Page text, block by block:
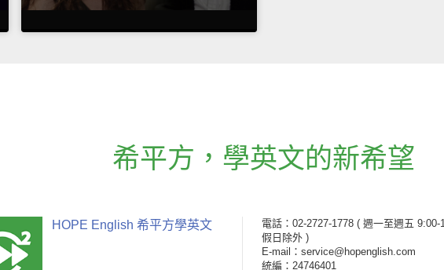
希平方 ， 學英文的新希望
HOPE English 希平方學英文 電話：02-2727-1778 ( 週一至週五 9:00-
假日除外 )
E-mail：service@hopenglish.com
統編：24746401